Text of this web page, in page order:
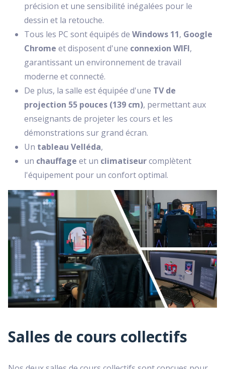
précision et une sensibilité inégalées pour le
dessin et la retouche.
Tous les PC sont équipés de Windows 11, Google
Chrome et disposent d'une connexion WIFI,
garantissant un environnement de travail
moderne et connecté.
De plus, la salle est équipée d'une TV de
projection 55 pouces (139 cm), permettant aux
enseignants de projeter les cours et les
démonstrations sur grand écran.
Un tableau Velléda,
un chauffage et un climatiseurcomplètent
l'équipement pour un confort optimal.
Salles de cours collectifs